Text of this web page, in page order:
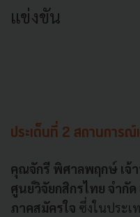
แข่งขัน
ประเด็นที่ 2 สถานการณ์
คุณจักรี พิศาลพฤกษ์ เจ้
ศูนย์วิจัยกสิกรไทย จำกัด
ภาคสมัครใจ ซึ่งในประเ